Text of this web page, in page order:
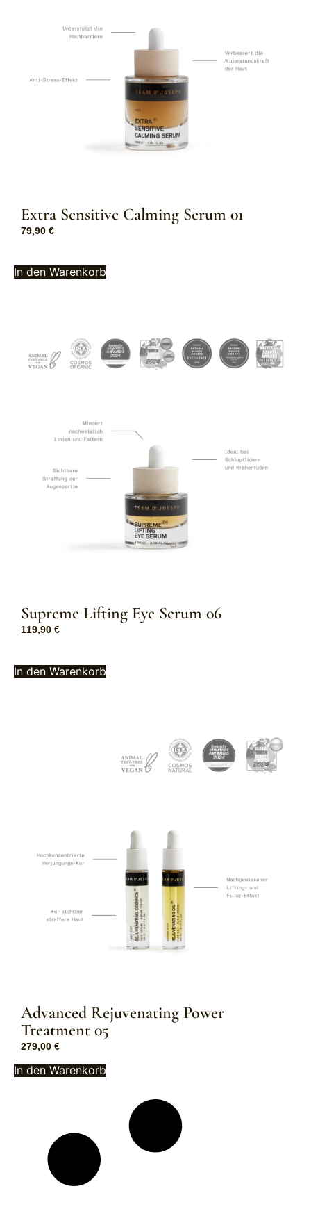
Extra Sensitive Calming Serum 01
79,90 €
In den Warenkorb
Supreme Lifting Eye Serum 06
119,90 €
In den Warenkorb
Advanced Rejuvenating Power
Treatment 05
279,00 €
In den Warenkorb